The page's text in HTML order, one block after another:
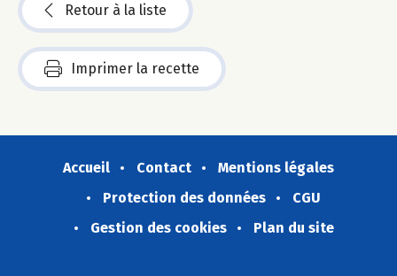
Retour à la liste
Imprimer la recette
Accueil Contact
Mentions légales
Protection des données
CGU
Gestion des cookies
Plan du site